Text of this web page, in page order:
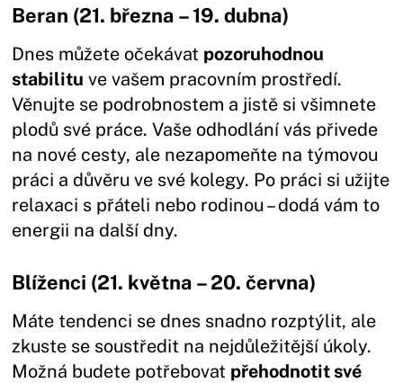
Beran (21. března – 19. dubna)
Dnes můžete očekávat pozoruhodnou
stabilitu ve vašem pracovním prostředí.
Věnujte se podrobnostem a jistě si všimnete
plodů své práce. Vaše odhodlání vás přivede
na nové cesty, ale nezapomeňte na týmovou
práci a důvěru ve své kolegy. Po práci si užijte
relaxaci s přáteli nebo rodinou – dodá vám to
energii na další dny.
Blíženci (21. května – 20. června)
Máte tendenci se dnes snadno rozptýlit, ale
zkuste se soustředit na nejdůležitější úkoly.
Možná budete potřebovat přehodnotit své